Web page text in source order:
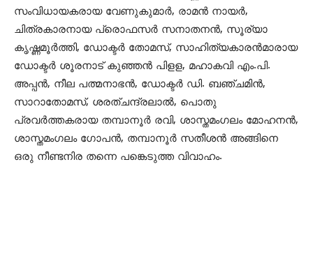
സംവിധായകരായ വേണുകുമാർ, രാമൻ നായർ,
ചിത്രകാരനായ പ്രൊഫസർ സനാതനൻ, സൂര്യാ
കൃഷ്ണമൂർത്തി, ഡോക്ടർ തോമസ്, സാഹിത്യകാരൻമാരായ
ഡോക്ടർ ശൂരനാട് കുഞ്ഞൻ പിളള, മഹാകവി എം.പി.
അപ്പൻ, നീല പത്മനാഭൻ, ഡോക്ടർ ഡി. ബഞ്ചമിൻ,
സാറാതോമസ്, ശരത്ചന്ദ്രലാൽ, പൊതു
പ്രവർത്തകരായ തമ്പാനൂർ രവി, ശാസ്തമംഗലം മോഹനൻ,
ശാസ്തമംഗലം ഗോപൻ, തമ്പാനൂർ സതീശൻ അങ്ങിനെ
ഒരു നീണ്ടനിര തന്നെ പങ്കെടുത്ത വിവാഹം.